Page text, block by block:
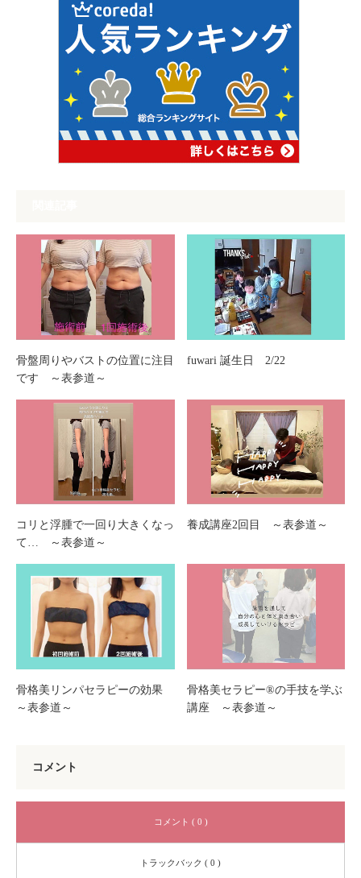
骨盤周りやバストの位置に注目
です ～表参道～
fuwari 誕生日 2/22
コリと浮腫で一回り大きくなっ
て… ～表参道～
養成講座2回目 ～表参道～
骨格美リンパセラピーの効果
～表参道～
骨格美セラピー®︎の手技を学ぶ
講座 ～表参道～
コメント
コメント ( 0 )
トラックバック ( 0 )